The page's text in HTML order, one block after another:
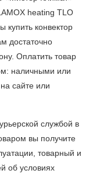
heating TLO
купить конвектор
достаточно
Оплатить товар
наличными или
сайте или
службой в
вы получите
товарный и
об условиях